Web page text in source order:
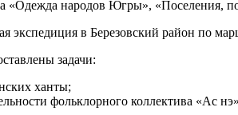
«Одежда народов Югры», «Поселения,
экспедиция в Березовский район по
задачи:
ханты;
фольклорного коллектива «Ас